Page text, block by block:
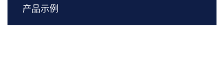
新闻与活动
产品示例